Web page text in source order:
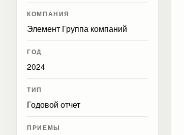
КОМПАНИЯ
Элемент Группа компаний
ГОД
2024
ТИП
Годовой отчет
ПРИЕМЫ